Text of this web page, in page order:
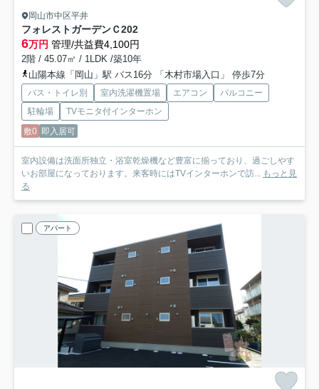
岡山市中区平井
フォレストガーデンＣ202
6万円 管理/共益費4,100円
2階 / 45.07㎡ / 1LDK /築10年
山陽本線「岡山」駅 バス16分 「木村市場入口」 停歩7分
バス・トイレ別 室内洗濯機置場 エアコン
バルコニー
駐輪場
TVモニタ付インターホン
敷0 即入居可
室内設備は洗面所独立・浴室乾燥機など豊富に揃っており、過ごしやす
いお部屋になっております。来客時にはTVインターホンで訪...
もっと見
る
アパート